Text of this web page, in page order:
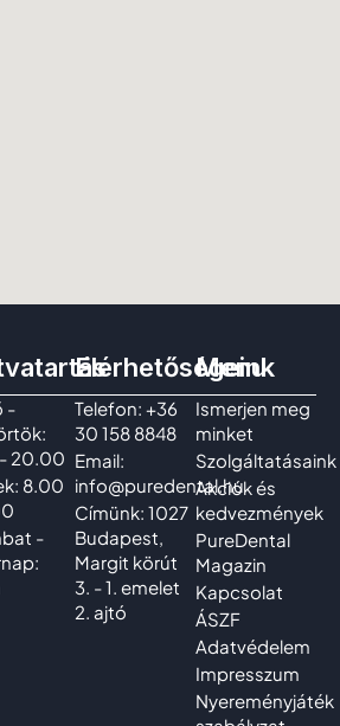
-
20.00
8.00
-
Elérhetőségeink
Telefon: +36
30 158 8848
Email:
info@puredental.hu
Címünk: 1027
Budapest,
Margit körút
3. - 1. emelet
2. ajtó
Menu
Ismerjen meg
minket
Szolgáltatásaink
Akciók és
kedvezmények
PureDental
Magazin
Kapcsolat
ÁSZF
Adatvédelem
Impresszum
Nyereményjáték